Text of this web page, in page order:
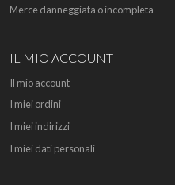
Merce danneggiata o incompleta
IL MIO ACCOUNT
Il mio account
I miei ordini
I miei indirizzi
I miei dati personali